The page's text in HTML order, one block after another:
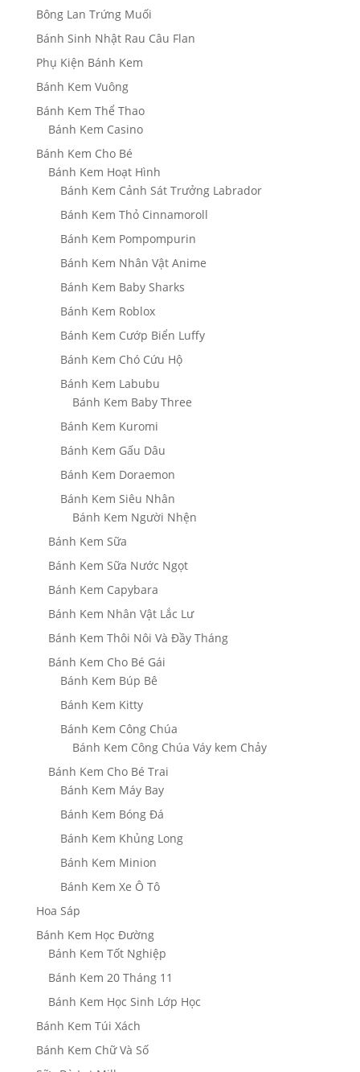
Bông Lan Trứng Muối
Bánh Sinh Nhật Rau Câu Flan
Phụ Kiện Bánh Kem
Bánh Kem Vuông
Bánh Kem Thể Thao
Bánh Kem Casino
Bánh Kem Cho Bé
Bánh Kem Hoạt Hình
Bánh Kem Cảnh Sát Trưởng Labrador
Bánh Kem Thỏ Cinnamoroll
Bánh Kem Pompompurin
Bánh Kem Nhân Vật Anime
Bánh Kem Baby Sharks
Bánh Kem Roblox
Bánh Kem Cướp Biển Luffy
Bánh Kem Chó Cứu Hộ
Bánh Kem Labubu
Bánh Kem Baby Three
Bánh Kem Kuromi
Bánh Kem Gấu Dâu
Bánh Kem Doraemon
Bánh Kem Siêu Nhân
Bánh Kem Người Nhện
Bánh Kem Sữa
Bánh Kem Sữa Nước Ngọt
Bánh Kem Capybara
Bánh Kem Nhân Vật Lắc Lư
Bánh Kem Thôi Nôi Và Đầy Tháng
Bánh Kem Cho Bé Gái
Bánh Kem Búp Bê
Bánh Kem Kitty
Bánh Kem Công Chúa
Bánh Kem Công Chúa Váy kem Chảy
Bánh Kem Cho Bé Trai
Bánh Kem Máy Bay
Bánh Kem Bóng Đá
Bánh Kem Khủng Long
Bánh Kem Minion
Bánh Kem Xe Ô Tô
Hoa Sáp
Bánh Kem Học Đường
Bánh Kem Tốt Nghiệp
Bánh Kem 20 Tháng 11
Bánh Kem Học Sinh Lớp Học
Bánh Kem Túi Xách
Bánh Kem Chữ Và Số